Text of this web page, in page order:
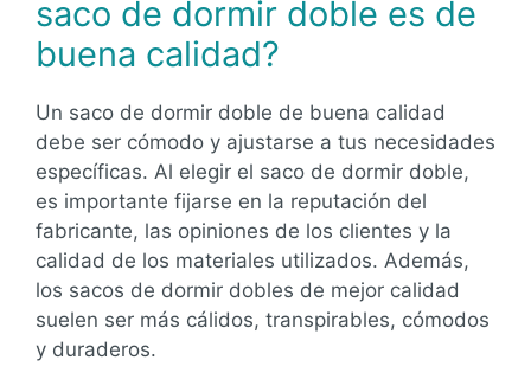
saco de dormir doble es de
buena calidad?
Un saco de dormir doble de buena calidad
debe ser cómodo y ajustarse a tus necesidades
específicas. Al elegir el saco de dormir doble,
es importante fijarse en la reputación del
fabricante, las opiniones de los clientes y la
calidad de los materiales utilizados. Además,
los sacos de dormir dobles de mejor calidad
suelen ser más cálidos, transpirables, cómodos
y duraderos.